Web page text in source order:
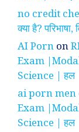
no credit
क्या है?
AI Porn on
Exam |Modal
Science |
ai porn men
Exam |Modal
Science |